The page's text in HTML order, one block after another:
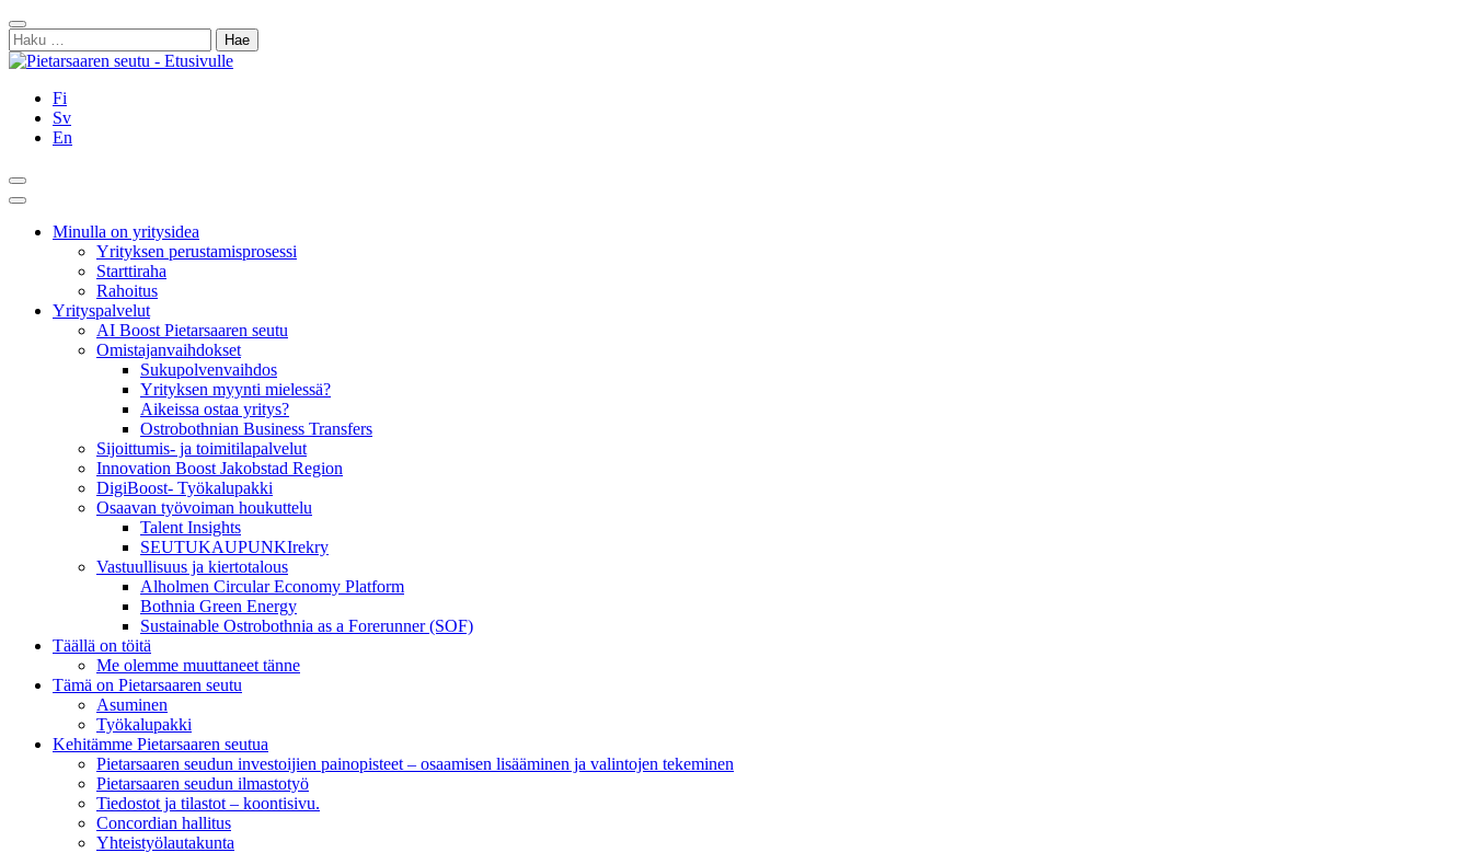
Siirry
sisältöön
Sulje
Haku:
Fi
Sv
En
Hae
Päävalikko
Minulla on yritysidea
Yrityksen perustamisprosessi
Starttiraha
Rahoitus
Yrityspalvelut
AI Boost Pietarsaaren seutu
Omistajanvaihdokset
Sukupolvenvaihdos
Yrityksen myynti mielessä?
Aikeissa ostaa yritys?
Ostrobothnian Business Transfers
Sijoittumis- ja toimitilapalvelut
Innovation Boost Jakobstad Region
DigiBoost- Työkalupakki
Osaavan työvoiman houkuttelu
Talent Insights
SEUTUKAUPUNKIrekry
Vastuullisuus ja kiertotalous
Alholmen Circular Economy Platform
Bothnia Green Energy
Sustainable Ostrobothnia as a Forerunner (SOF)
Täällä on töitä
Me olemme muuttaneet tänne
Tämä on Pietarsaaren seutu
Asuminen
Työkalupakki
Kehitämme Pietarsaaren seutua
Pietarsaaren seudun investoijien painopisteet – osaamisen lisääminen ja valintojen tekeminen
Pietarsaaren seudun ilmastotyö
Tiedostot ja tilastot – koontisivu.
Concordian hallitus
Yhteistyölautakunta